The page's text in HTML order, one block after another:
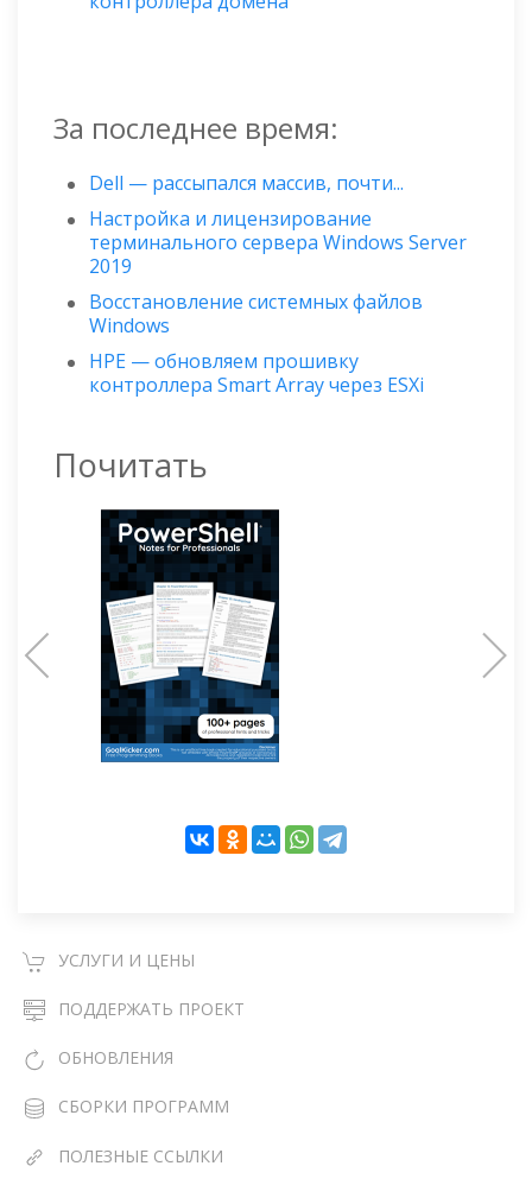
За последнее время:
Dell — рассыпался массив, почти...
Настройка и лицензирование
терминального сервера Windows Server
2019
Восстановление системных файлов
Windows
HPE — обновляем прошивку
контроллера Smart Array через ESXi
Почитать
УСЛУГИ И ЦЕНЫ
ПОДДЕРЖАТЬ ПРОЕКТ
ОБНОВЛЕНИЯ
СБОРКИ ПРОГРАММ
ПОЛЕЗНЫЕ ССЫЛКИ